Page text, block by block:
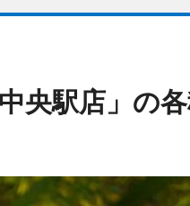
央駅店」の各